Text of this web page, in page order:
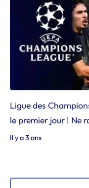
Ligue des
le premier jour ! Ne
Il y a 3 ans